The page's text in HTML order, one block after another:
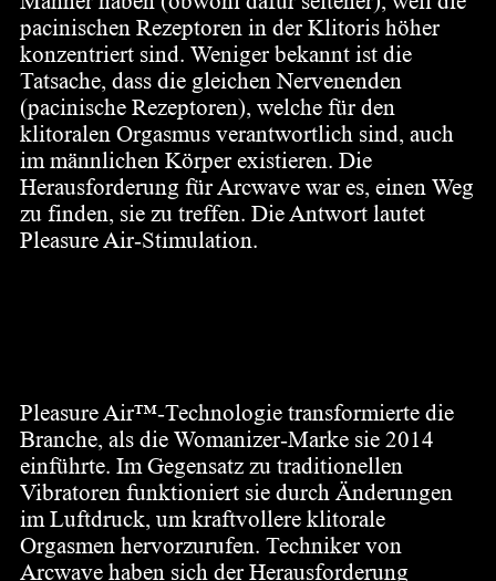
pacinischen Rezeptoren in der Klitoris höher
konzentriert sind. Weniger bekannt ist die
Tatsache, dass die gleichen Nervenenden
(pacinische Rezeptoren), welche für den
klitoralen Orgasmus verantwortlich sind, auch
im männlichen Körper existieren. Die
Herausforderung für Arcwave war es, einen Weg
zu finden, sie zu treffen. Die Antwort lautet
Pleasure Air-Stimulation.
Pleasure Air™-Technologie transformierte die
Branche, als die Womanizer-Marke sie 2014
einführte. Im Gegensatz zu traditionellen
Vibratoren funktioniert sie durch Änderungen
im Luftdruck, um kraftvollere klitorale
Orgasmen hervorzurufen. Techniker von
Arcwave haben sich der Herausforderung